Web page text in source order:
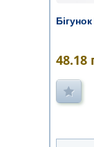
48.18